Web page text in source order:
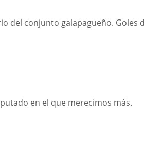
del conjunto galapagueño. Goles
en el que merecimos más.